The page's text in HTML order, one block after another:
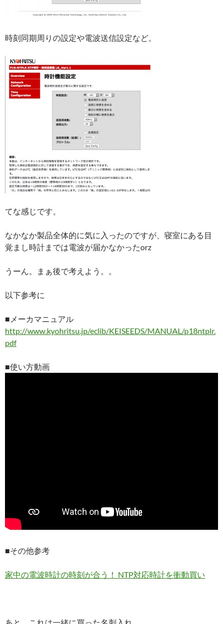
時刻同期周りの設定や電波送信設定など。
てな感じです。
なかなか製品全体的に気に入ったのですが、寝室にある目
覚まし時計までは電波が届かなかったorz
うーん。まぁ後で考えよう。。
以下参考に
■メーカマニュアル
http://www.kyohritsu.jp/eclib/KEISEEDS/MANUAL/p18ntplr.
pdf
■使い方動画
■その他参考
家中の電波時計の時刻が合う！ NTP対応時計を衝動買い